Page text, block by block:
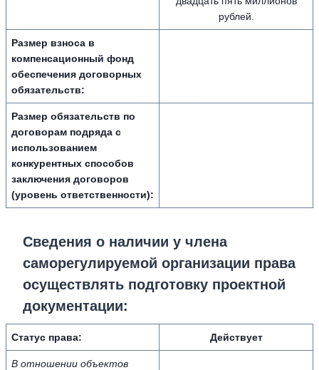
рублей.
Размер взноса в
компенсационный фонд
обеспечения договорных
обязательств:
Размер обязательств по
договорам подряда с
использованием
конкурентных способов
заключения договоров
(уровень ответственности):
Сведения о наличии у члена
саморегулируемой организации права
осуществлять подготовку проектной
документации:
Статус права: Действует
В отношении объектов